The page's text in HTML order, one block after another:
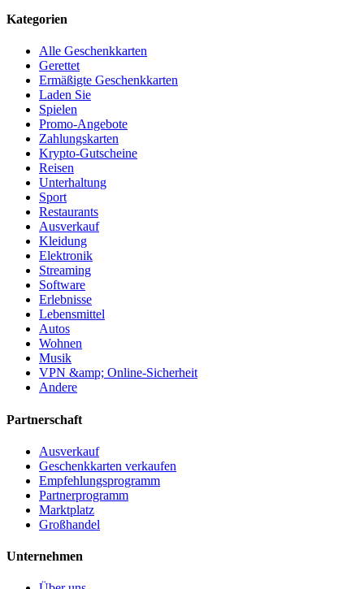
Kategorien
Alle Geschenkkarten
Gerettet
Ermäßigte Geschenkkarten
Laden Sie
Spielen
Promo-Angebote
Zahlungskarten
Krypto-Gutscheine
Reisen
Unterhaltung
Sport
Restaurants
Ausverkauf
Kleidung
Elektronik
Streaming
Software
Erlebnisse
Lebensmittel
Autos
Wohnen
Musik
VPN &amp; Online-Sicherheit
Andere
Partnerschaft
Ausverkauf
Geschenkkarten verkaufen
Empfehlungsprogramm
Partnerprogramm
Marktplatz
Großhandel
Unternehmen